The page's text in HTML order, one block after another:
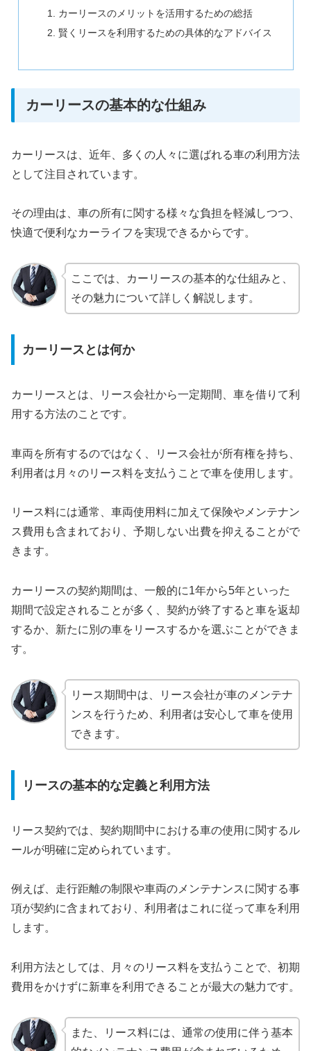
カーリースのメリットを活用するための総括
賢くリースを利用するための具体的なアドバイス
カーリースの基本的な仕組み
カーリースは、近年、多くの人々に選ばれる車の利用方法
として注目されています。
その理由は、車の所有に関する様々な負担を軽減しつつ、
快適で便利なカーライフを実現できるからです。
ここでは、カーリースの基本的な仕組みと、
その魅力について詳しく解説します。
カーリースとは何か
カーリースとは、リース会社から一定期間、車を借りて利
用する方法のことです。
車両を所有するのではなく、リース会社が所有権を持ち、
利用者は月々のリース料を支払うことで車を使用します。
リース料には通常、車両使用料に加えて保険やメンテナン
ス費用も含まれており、予期しない出費を抑えることがで
きます。
カーリースの契約期間は、一般的に1年から5年といった
期間で設定されることが多く、契約が終了すると車を返却
するか、新たに別の車をリースするかを選ぶことができま
す。
リース期間中は、リース会社が車のメンテナ
ンスを行うため、利用者は安心して車を使用
できます。
リースの基本的な定義と利用方法
リース契約では、契約期間中における車の使用に関するル
ールが明確に定められています。
例えば、走行距離の制限や車両のメンテナンスに関する事
項が契約に含まれており、利用者はこれに従って車を利用
します。
利用方法としては、月々のリース料を支払うことで、初期
費用をかけずに新車を利用できることが最大の魅力です。
また、リース料には、通常の使用に伴う基本